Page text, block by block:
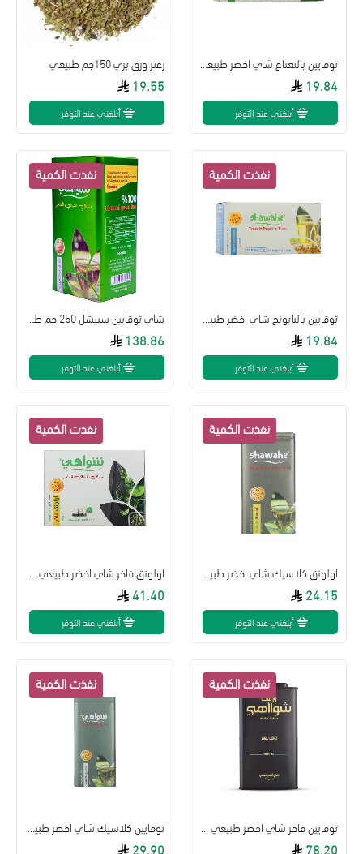
19.84
أبلغني عند التوفر
زعتر ورق بري 150جم طبيعي
19.55
أبلغني عند التوفر
19.84
أبلغني عند التوفر
138.86
أبلغني عند التوفر
24.15
أبلغني عند التوفر
41.40
أبلغني عند التوفر
78.20
29.90